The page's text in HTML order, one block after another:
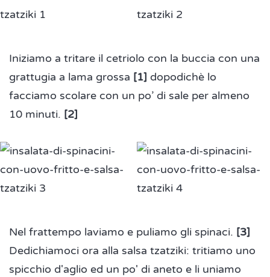
Iniziamo a tritare il cetriolo con la buccia con una
grattugia a lama grossa [1] dopodichè lo
facciamo scolare con un po’ di sale per almeno
10 minuti. [2]
Nel frattempo laviamo e puliamo gli spinaci. [3]
Dedichiamoci ora alla salsa tzatziki: tritiamo uno
spicchio d'aglio ed un po' di aneto e li uniamo